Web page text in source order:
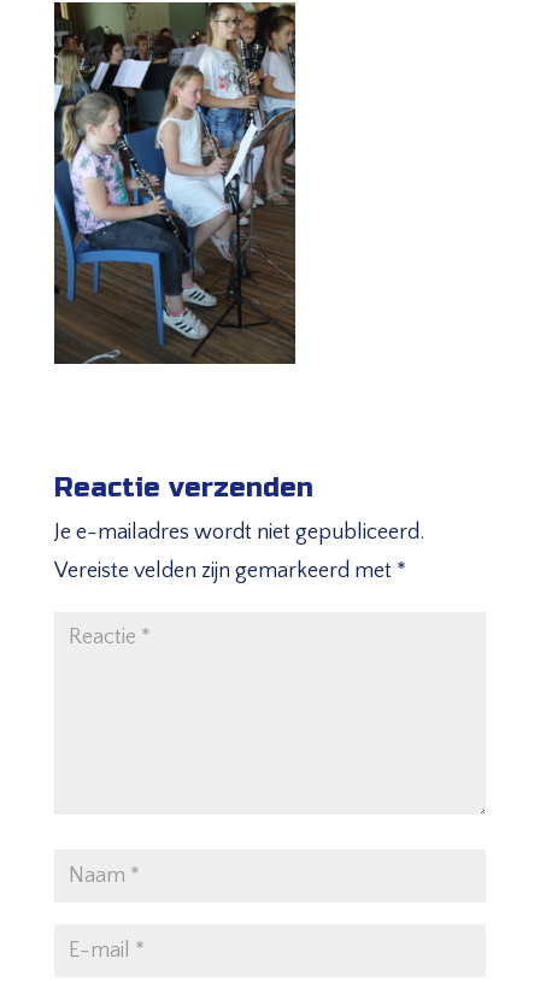
Reactie verzenden
Je e-mailadres wordt niet gepubliceerd.
Vereiste velden zijn gemarkeerd met *